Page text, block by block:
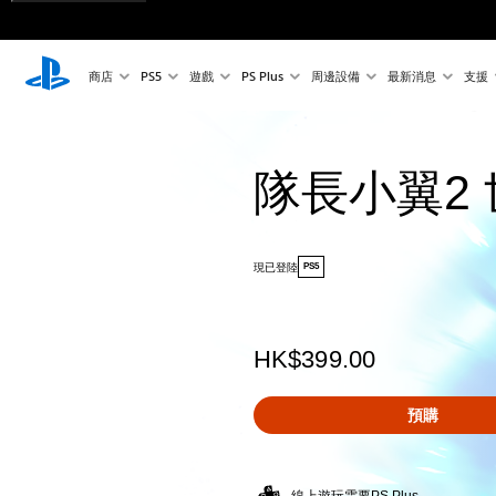
商店 PS5 遊戲 PS Plus 周邊設備 最新消息 支援
隊長小翼2
現已登陸 PS5
HK$399.00
預購